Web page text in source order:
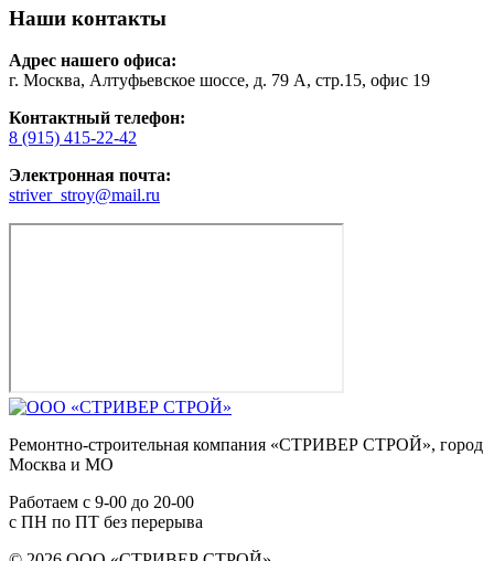
Наши контакты
Адрес нашего офиса:
г. Москва, Алтуфьевское шоссе, д. 79 А, стр.15, офис 19
Контактный телефон:
8 (915) 415-22-42
Электронная почта:
striver_stroy@mail.ru
Ремонтно-строительная компания «СТРИВЕР СТРОЙ», город
Москва и МО
Работаем с 9-00 до 20-00
с ПН по ПТ без перерыва